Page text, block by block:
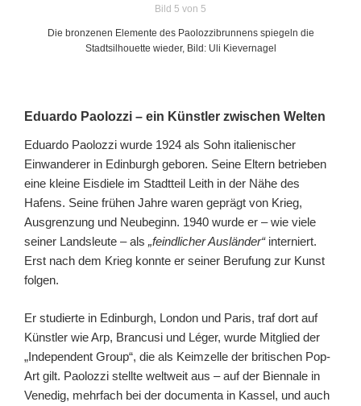
Bild 5 von 5
Die bronzenen Elemente des Paolozzibrunnens spiegeln die
Stadtsilhouette wieder, Bild: Uli Kievernagel
Eduardo Paolozzi – ein Künstler zwischen Welten
Eduardo Paolozzi wurde 1924 als Sohn italienischer
Einwanderer in Edinburgh geboren. Seine Eltern betrieben
eine kleine Eisdiele im Stadtteil Leith in der Nähe des
Hafens. Seine frühen Jahre waren geprägt von Krieg,
Ausgrenzung und Neubeginn. 1940 wurde er – wie viele
seiner Landsleute – als „feindlicher Ausländer“interniert.
Erst nach dem Krieg konnte er seiner Berufung zur Kunst
folgen.
Er studierte in Edinburgh, London und Paris, traf dort auf
Künstler wie Arp, Brancusi und Léger, wurde Mitglied der
„Independent Group“, die als Keimzelle der britischen Pop-
Art gilt. Paolozzi stellte weltweit aus – auf der Biennale in
Venedig, mehrfach bei der documenta in Kassel, und auch